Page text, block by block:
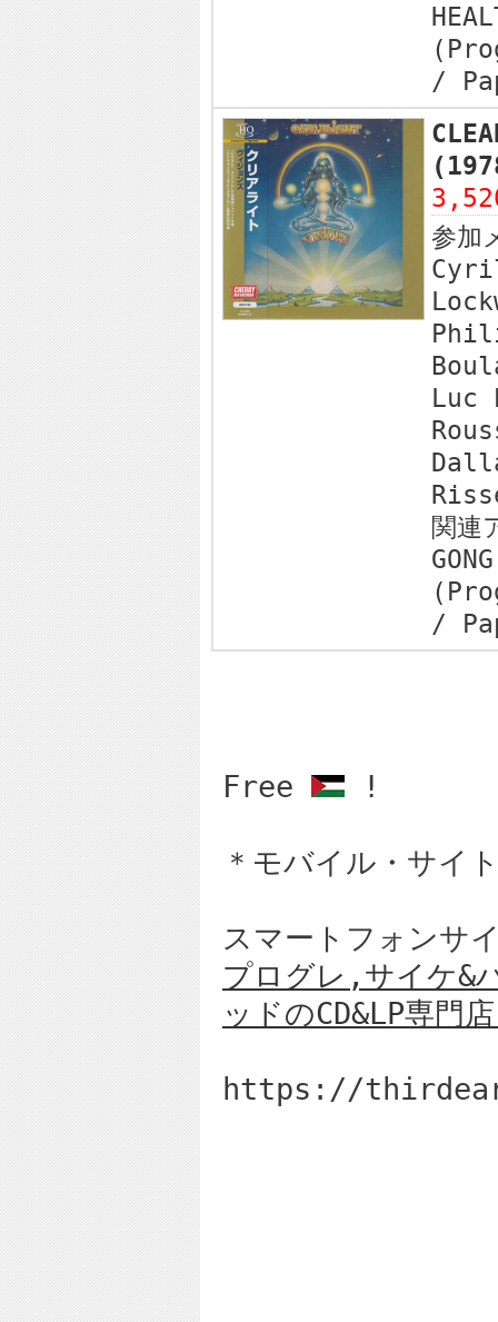
/
参加
Luc
関連
/
Free !
＊モバイル・サイ
スマートフォンサ
プログレ,サイケ&
ッドのCD&LP専門
https://